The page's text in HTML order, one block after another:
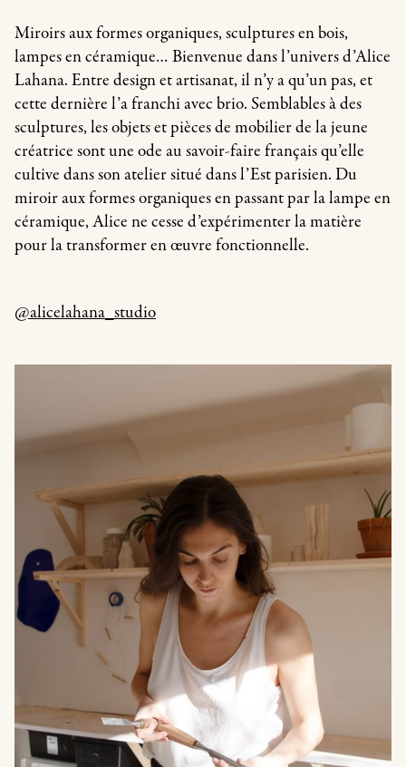
Miroirs aux formes organiques, sculptures en bois,
lampes en céramique… Bienvenue dans l’univers d’Alice
Lahana. Entre design et artisanat, il n’y a qu’un pas, et
cette dernière l’a franchi avec brio. Semblables à des
sculptures, les objets et pièces de mobilier de la jeune
créatrice sont une ode au savoir-faire français qu’elle
cultive dans son atelier situé dans l’Est parisien. Du
miroir aux formes organiques en passant par la lampe en
céramique, Alice ne cesse d’expérimenter la matière
pour la transformer en œuvre fonctionnelle.
@alicelahana_studio